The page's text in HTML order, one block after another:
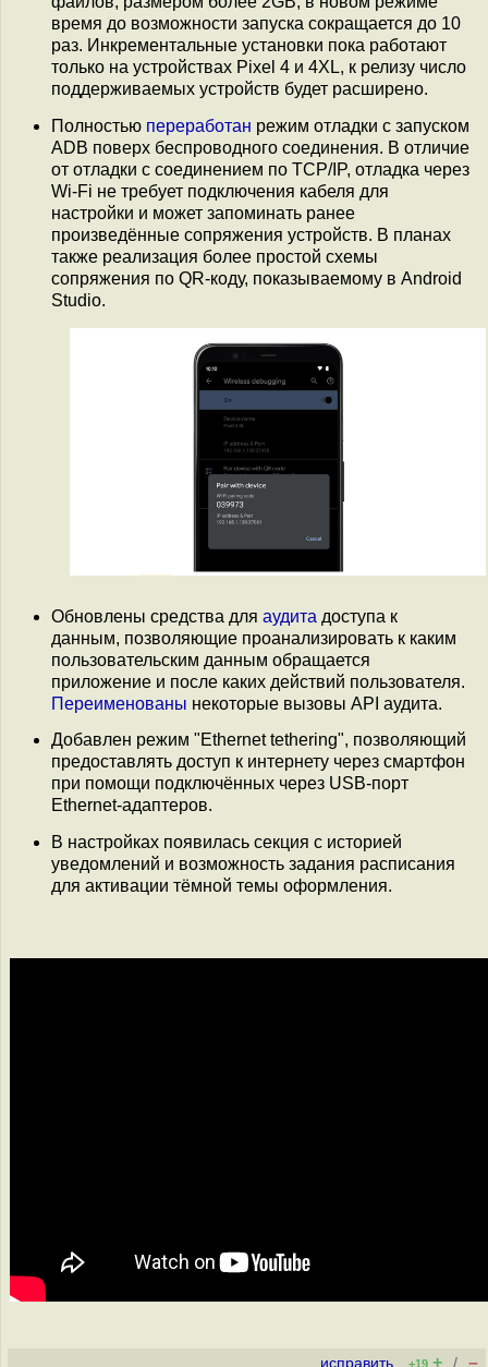
время до возможности запуска сокращается до 10
раз. Инкрементальные установки пока работают
только на устройствах Pixel 4 и 4XL, к релизу число
поддерживаемых устройств будет расширено.
Полностью переработан режим отладки с запуском
ADB поверх беспроводного соединения. В отличие
от отладки с соединением по TCP/IP, отладка через
Wi-Fi не требует подключения кабеля для
настройки и может запоминать ранее
произведённые сопряжения устройств. В планах
также реализация более простой схемы
сопряжения по QR-коду, показываемому в Android
Studio.
Обновлены средства для аудита доступа к
данным, позволяющие проанализировать к каким
пользовательским данным обращается
приложение и после каких действий пользователя.
Переименованы некоторые вызовы API аудита.
Добавлен режим "Ethernet tethering", позволяющий
предоставлять доступ к интернету через смартфон
при помощи подключённых через USB-порт
Ethernet-адаптеров.
В настройках появилась секция с историей
уведомлений и возможность задания расписания
для активации тёмной темы оформления.
исправить +19 + / –